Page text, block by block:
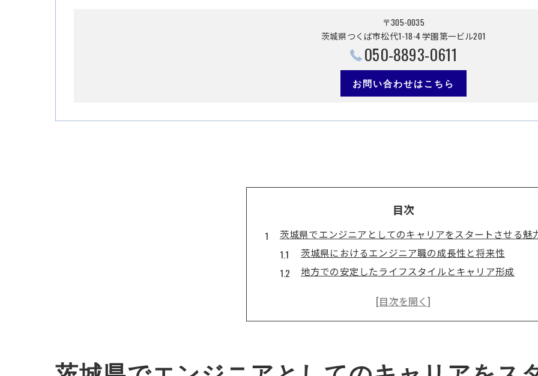
〒305-0035
茨城県つくば市松代1-18-4 学園第一ビル201
050-8893-0611
お問い合わせはこちら
目次
茨城県でエンジニアとしてのキャリアをスタートさせる魅
茨城県におけるエンジニア職の成長性と将来性
地方での安定したライフスタイルとキャリア形成
交通の利便性がもたらす生活の質
技術革新が進む茨城県でのエンジニア需要の高まり